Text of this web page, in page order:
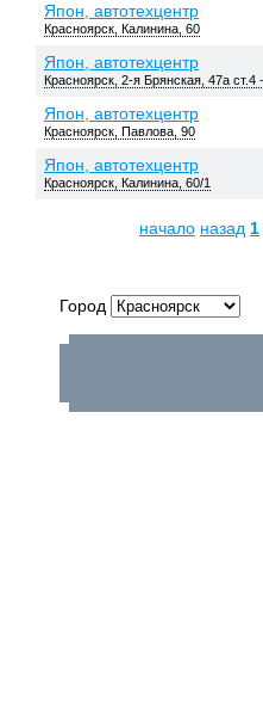
Япон, автотехцентр
Красноярск, Калинина, 60
Япон, автотехцентр
Красноярск, 2-я Брянская, 47а ст.4
Япон, автотехцентр
Красноярск, Павлова, 90
Япон, автотехцентр
Красноярск, Калинина, 60/1
начало назад 1
Город